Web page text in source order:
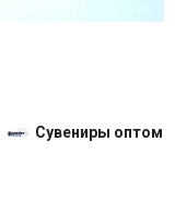
Сувениры оптом